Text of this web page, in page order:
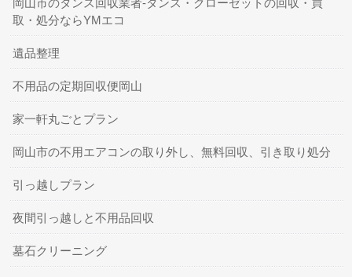
岡山市のタンス回収業者-タンス・クローゼットの回収・買
取・処分ならYMエコ
遺品整理
不用品の定期回収便岡山
家一軒丸ごとプラン
岡山市の不用エアコンの取り外し、無料回収、引き取り処分
引っ越しプラン
夜間引っ越しと不用品回収
墓石クリーニング